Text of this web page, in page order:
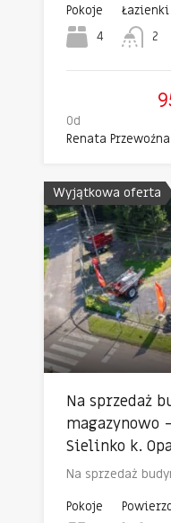
Pokoje
4
Łazienki
2
Od
Renata
Wyjątkowa oferta
Na sprzedaż
magazynowo
Sielinko k.
Na sprzedaż
Pokoje